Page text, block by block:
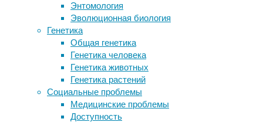
Энтомология
Эволюционная биология
Генетика
Общая генетика
Генетика человека
Генетика животных
Генетика растений
Социальные проблемы
Медицинские проблемы
Доступность
компании
«Зебра
Телеком»
не
только
сокращаются
затраты
на
связь